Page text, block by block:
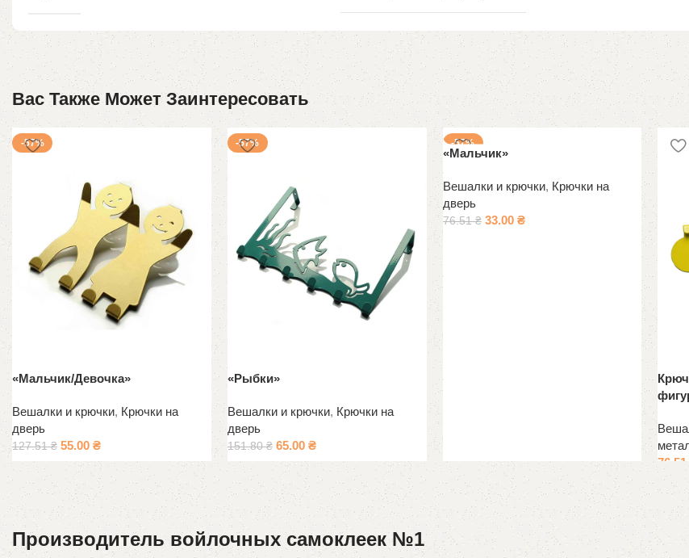
Вас Также Может Заинтересовать
-57%
«Мальчик/Девочка»
Вешалки и крючки, Крючки на
дверь
127.51₴ 55.00 ₴
-57%
«Рыбки»
Вешалки и крючки, Крючки на
дверь
151.80₴ 65.00 ₴
-57%
«Мальчик»
Вешалки и крючки, Крючки на
дверь
76.51₴ 33.00 ₴
Производитель войлочных самоклеек №1